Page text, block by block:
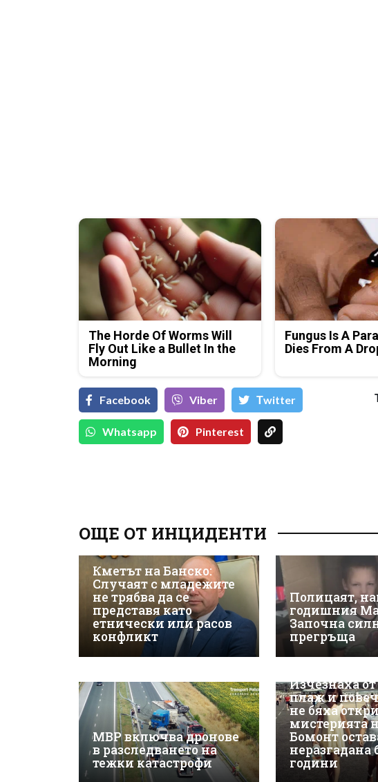
The Horde Of Worms Will
Fly Out Like a Bullet In the
Morning
Fungus Is A
Dies From A
Facebook Viber Тwitter
Whatsapp Pinterest
ОЩЕ ОТ ИНЦИДЕНТИ
Кметът на Банско:
Случаят с младежите
не трябва да се
представя като
етнически или расов
конфликт
Полицаят,
годишния
Започна
прегръща
МВР включва дронове
в разследването на
тежки катастрофи
Изчезнаха
плаж и
не бяха
мистерията
Бомонт
неразгадана
години